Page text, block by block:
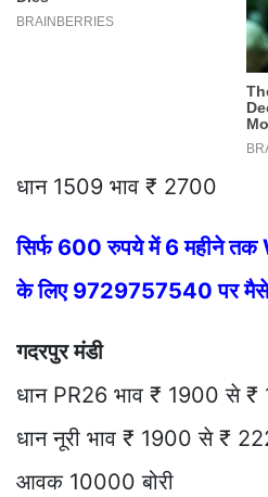
धान 1509 भाव ₹ 2700
सिर्फ 600 रुपये में 6 महीने
के लिए 9729757540 पर
गदरपुर मंडी
धान PR26 भाव ₹ 1900 से ₹
धान नूरी भाव ₹ 1900 से ₹
आवक 10000 बोरी